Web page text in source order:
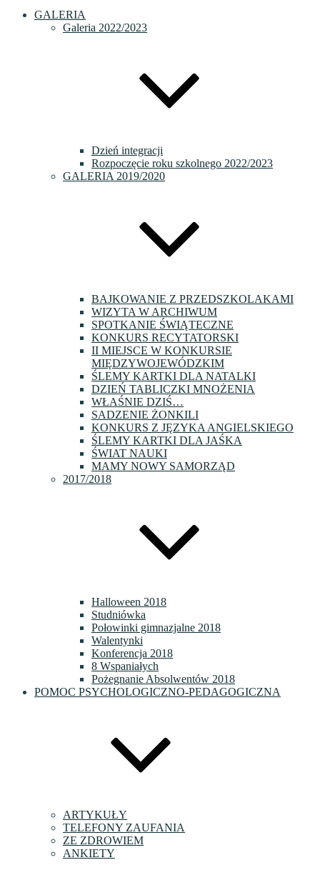
GALERIA
Galeria 2022/2023
Dzień integracji
Rozpoczęcie roku szkolnego 2022/2023
GALERIA 2019/2020
BAJKOWANIE Z PRZEDSZKOLAKAMI
WIZYTA W ARCHIWUM
SPOTKANIE ŚWIĄTECZNE
KONKURS RECYTATORSKI
II MIEJSCE W KONKURSIE
MIĘDZYWOJEWÓDZKIM
ŚLEMY KARTKI DLA NATALKI
DZIEŃ TABLICZKI MNOŻENIA
WŁAŚNIE DZIŚ…
SADZENIE ŻONKILI
KONKURS Z JĘZYKA ANGIELSKIEGO
ŚLEMY KARTKI DLA JAŚKA
ŚWIAT NAUKI
MAMY NOWY SAMORZĄD
2017/2018
Halloween 2018
Studniówka
Połowinki gimnazjalne 2018
Walentynki
Konferencja 2018
8 Wspaniałych
Pożegnanie Absolwentów 2018
POMOC PSYCHOLOGICZNO-PEDAGOGICZNA
ARTYKUŁY
TELEFONY ZAUFANIA
ZE ZDROWIEM
ANKIETY